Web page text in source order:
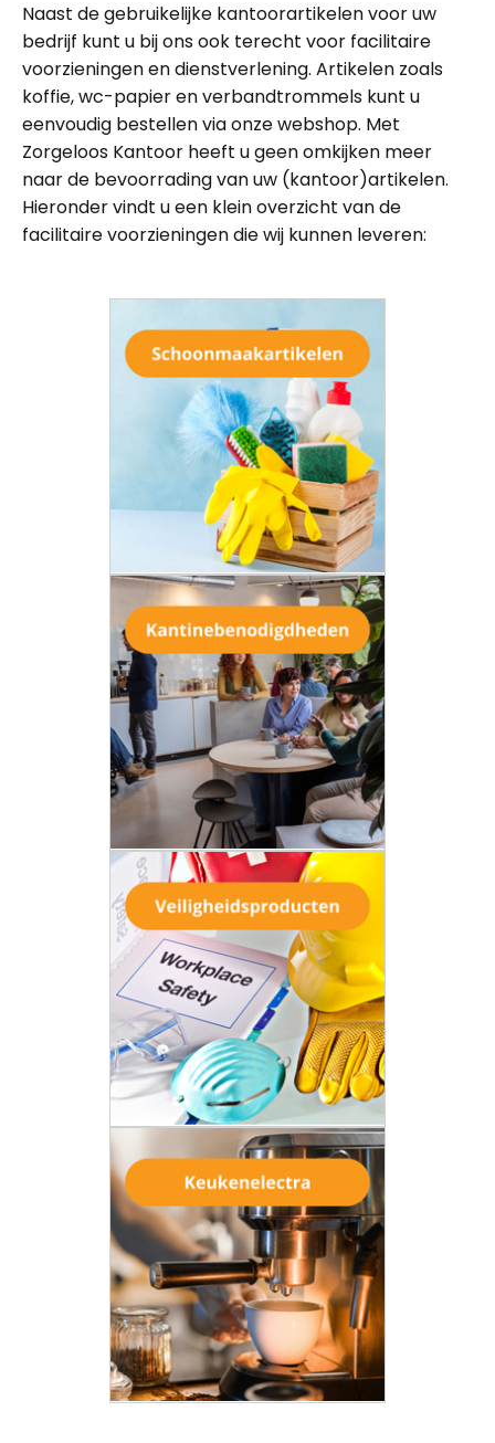
Naast de gebruikelijke kantoorartikelen voor uw
bedrijf kunt u bij ons ook terecht voor facilitaire
voorzieningen en dienstverlening. Artikelen zoals
koffie, wc-papier en verbandtrommels kunt u
eenvoudig bestellen via onze webshop. Met
Zorgeloos Kantoor heeft u geen omkijken meer
naar de bevoorrading van uw (kantoor)artikelen.
Hieronder vindt u een klein overzicht van de
facilitaire voorzieningen die wij kunnen leveren: